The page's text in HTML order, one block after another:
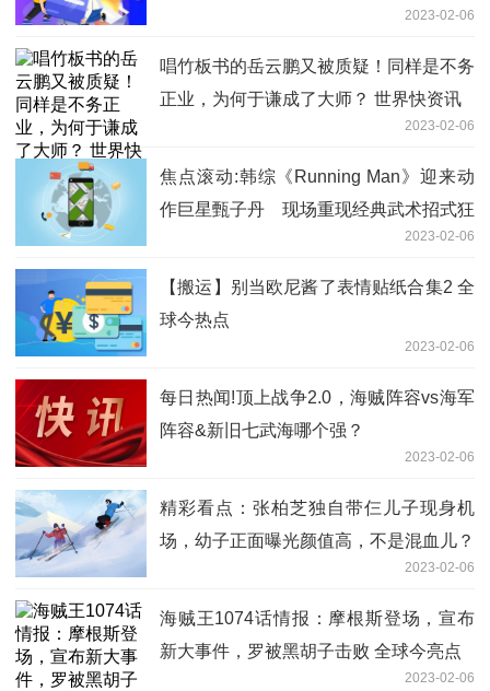
2023-02-06
唱竹板书的岳云鹏又被质疑！同样是不务
正业，为何于谦成了大师？ 世界快资讯
2023-02-06
焦点滚动:韩综《Running Man》迎来动
作巨星甄子丹 现场重现经典武术招式狂
2023-02-06
【搬运】别当欧尼酱了表情贴纸合集2 全
球今热点
2023-02-06
每日热闻!顶上战争2.0，海贼阵容vs海军
阵容&新旧七武海哪个强？
2023-02-06
精彩看点：张柏芝独自带仨儿子现身机
场，幼子正面曝光颜值高，不是混血儿？
2023-02-06
海贼王1074话情报：摩根斯登场，宣布
新大事件，罗被黑胡子击败 全球今亮点
2023-02-06